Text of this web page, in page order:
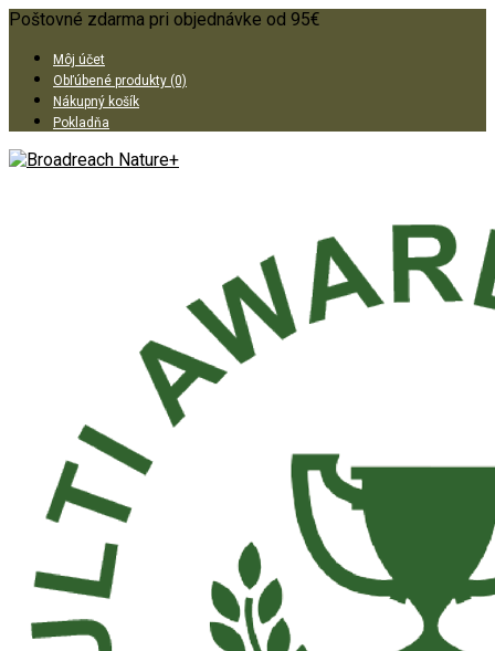
Poštovné zdarma pri objednávke od 95€
Môj účet
Obľúbené produkty (0)
Nákupný košík
Pokladňa